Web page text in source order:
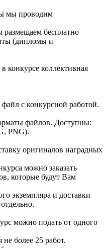
мы проводим
размещаем бесплатно
(дипломы и
конкурсе коллективная
с конкурсной работой.
файлов. Доступны:
PNG).
оригиналов наградных
можно заказать
которые будут Вам
экземпляра и доставки
можно подать от одного
более 25 работ.